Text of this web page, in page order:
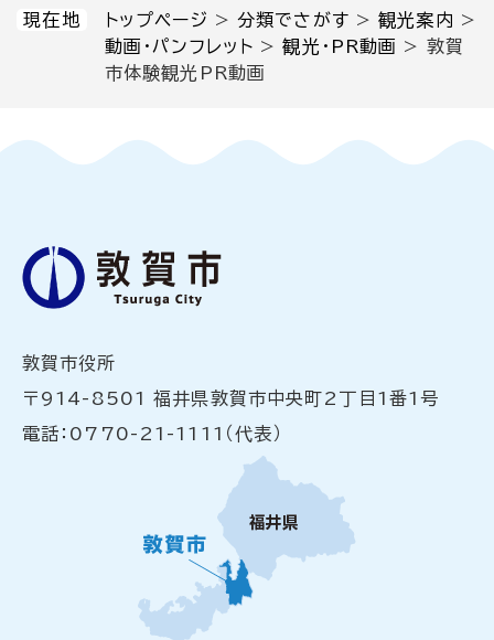
現在地 トップページ >分類でさがす >観光案内 >
動画・パンフレット >観光・PR動画 > 敦賀
市体験観光PR動画
敦賀市役所
〒914-8501 福井県敦賀市中央町2丁目1番1号
電話：0770-21-1111（代表）